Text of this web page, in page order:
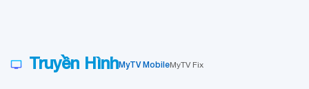
Truyền HìnhMyTV MobileMyTV Fix